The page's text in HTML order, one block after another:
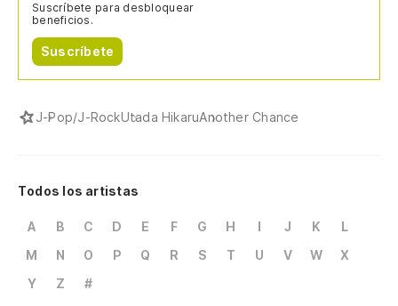
Suscríbete para desbloquear
beneficios.
Suscríbete
J-Pop/J-RockUtada HikaruAnother Chance
Todos los artistas
A B C D E F G H I J K
L
M
N O P Q R S T U V W
X
Y
Z #